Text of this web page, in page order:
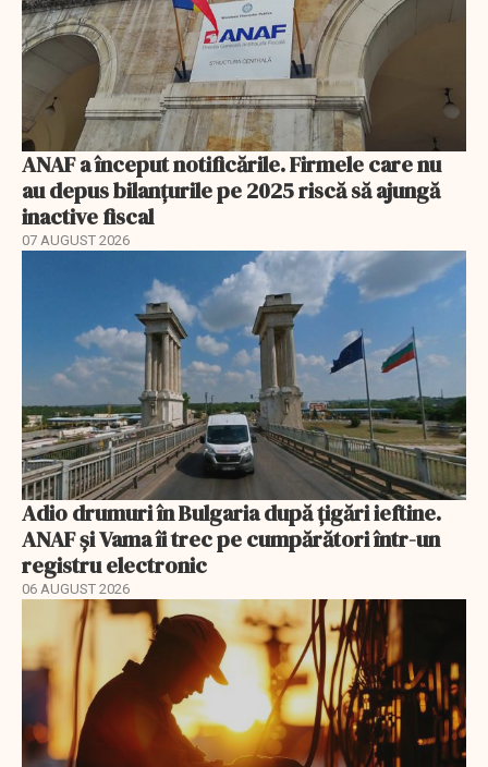
ANAF a început notificările. Firmele care nu
au depus bilanțurile pe 2025 riscă să ajungă
inactive fiscal
07 AUGUST 2026
Adio drumuri în Bulgaria după țigări ieftine.
ANAF și Vama îi trec pe cumpărători într-un
registru electronic
06 AUGUST 2026